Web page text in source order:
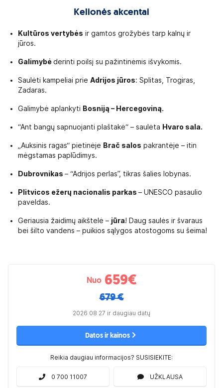
Kelionės akcentai
Kultūros vertybės ir gamtos grožybės tarp kalnų ir
jūros.
Galimybėderinti poilsį su pažintinėmis išvykomis.
Saulėti kampeliai prie Adrijos jūros: Splitas, Trogiras,
Zadaras.
Galimybė aplankyti Bosniją – Hercegoviną.
“Ant bangų sapnuojanti plaštakė“ – saulėta Hvaro sala.
„Auksinis ragas“ pietinėje Brač salos pakrantėje – itin
mėgstamas paplūdimys.
Dubrovnikas – “Adrijos perlas”, tikras šalies lobynas.
Plitvicos ežerų nacionalis parkas – UNESCO pasaulio
paveldas.
Geriausia žaidimų aikštelė – jūra! Daug saulės ir švaraus
bei šilto vandens – puikios sąlygos atostogoms su šeima!
Nuo 659€
679 €
2026 08 27 ir daugiau datų
Datos ir kainos
Reikia daugiau informacijos? SUSISIEKITE:
0 700 11007 UŽKLAUSA